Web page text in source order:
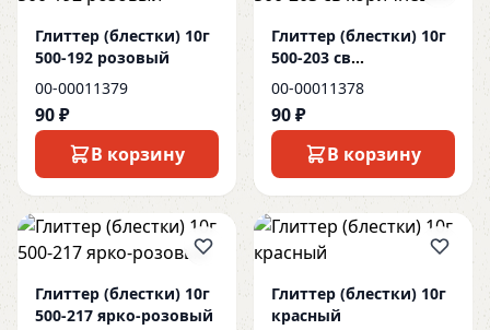
Глиттер (блестки) 10г
500-192 розовый
00-00011379
90 ₽
В корзину
Глиттер (блестки) 10г
500-203 св
коричневый
00-00011378
90 ₽
В корзину
Глиттер (блестки) 10г
500-217 ярко-розовый
Глиттер (блестки) 10г
красный